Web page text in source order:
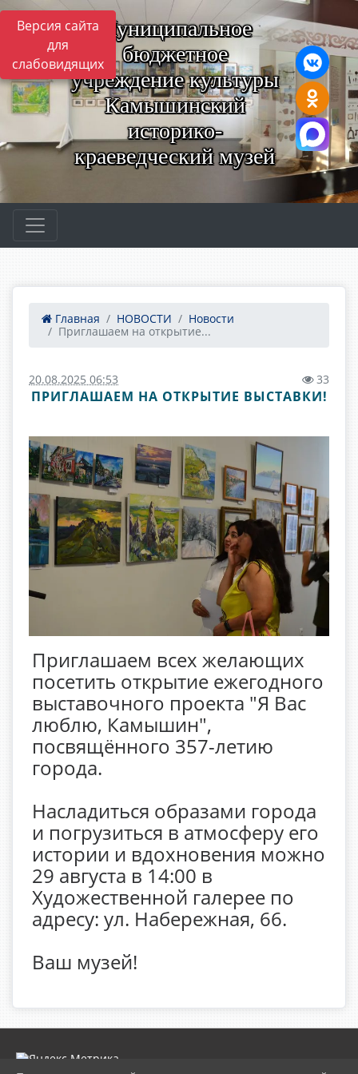
Версия сайта
для
слабовидящих
Муниципальное
бюджетное
учреждение культуры
Камышинский
историко-
краеведческий музей
Главная НОВОСТИ
Новости
Приглашаем на открытие...
20.08.2025 06:53 33
ПРИГЛАШАЕМ НА ОТКРЫТИЕ ВЫСТАВКИ!
Приглашаем всех желающих
посетить открытие ежегодного
выставочного проекта "Я Вас
люблю, Камышин",
посвящённого 357-летию
города.
Насладиться образами города
и погрузиться в атмосферу его
истории и вдохновения можно
29 августа в 14:00 в
Художественной галерее по
адресу: ул. Набережная, 66.
Ваш музей!